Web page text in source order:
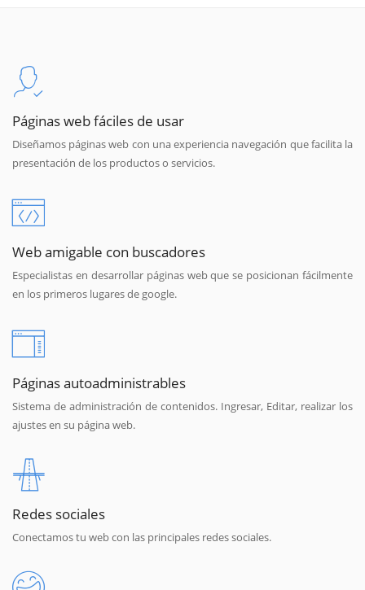
Páginas web fáciles de usar
Diseñamos páginas web con una experiencia navegación que facilita la
presentación de los productos o servicios.
Web amigable con buscadores
Especialistas en desarrollar páginas web que se posicionan fácilmente
en los primeros lugares de google.
Páginas autoadministrables
Sistema de administración de contenidos. Ingresar, Editar, realizar los
ajustes en su página web.
Redes sociales
Conectamos tu web con las principales redes sociales.